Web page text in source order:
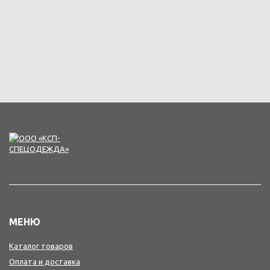
МЕНЮ
Каталог товаров
Оплата и доставка